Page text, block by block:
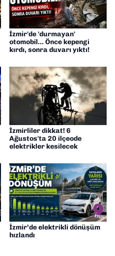
İzmir'de 'durmayan'
otomobil... Önce kepengi
kırdı, sonra duvarı yıktı!
İzmirliler dikkat! 6
Ağustos'ta 20 ilçeode
elektrikler kesilecek
İzmir’de elektrikli dönüşüm
hızlandı